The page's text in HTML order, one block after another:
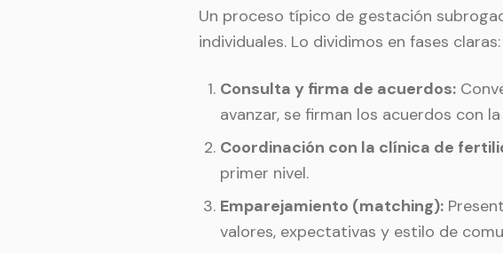
Un proceso típico de gestación
individuales. Lo dividimos en fases claras:
Consulta y firma de acuerdos:
avanzar, se firman los acuerdos con
Coordinación con la clínica de
primer nivel.
Emparejamiento (matching):
valores, expectativas y estilo de